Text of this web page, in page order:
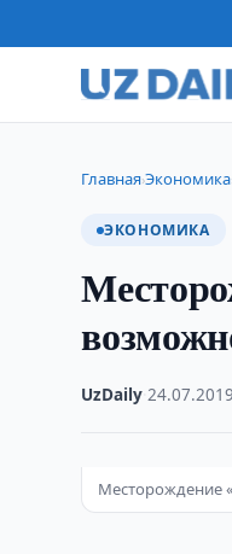
Главная›Экономика
ЭКОНОМИКА
UzDaily ·24.07.2019
Месторождение